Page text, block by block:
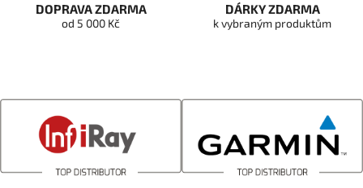
DOPRAVA ZDARMA
od 5 000 Kč
DÁRKY ZDARMA
k vybraným produktům